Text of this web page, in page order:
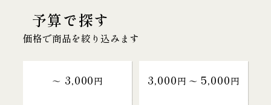
予算で探す
価格で商品を絞り込みます
～ 3,000円 3,000円 〜 5,000円